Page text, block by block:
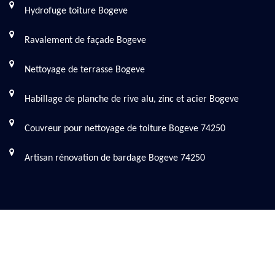
Hydrofuge toiture Bogeve
Ravalement de façade Bogeve
Nettoyage de terrasse Bogeve
Habillage de planche de rive alu, zinc et acier Bogeve
Couvreur pour nettoyage de toiture Bogeve 74250
Artisan rénovation de bardage Bogeve 74250